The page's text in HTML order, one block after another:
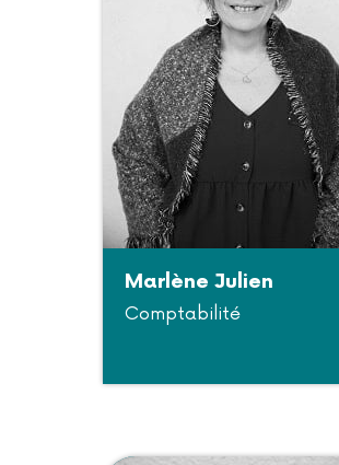
Marlène Julien
Comptabilité
Plus d'informations sur